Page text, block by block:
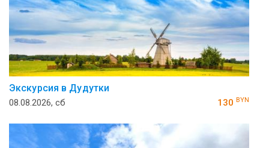
Экскурсия в Дудутки
08.08.2026, сб 130 BYN